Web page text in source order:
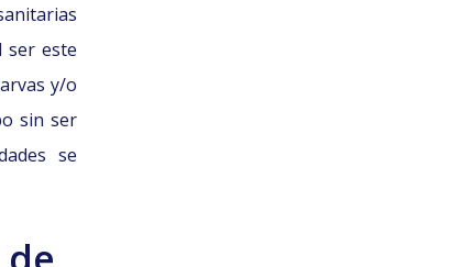
ser este
y/o
sin ser
se